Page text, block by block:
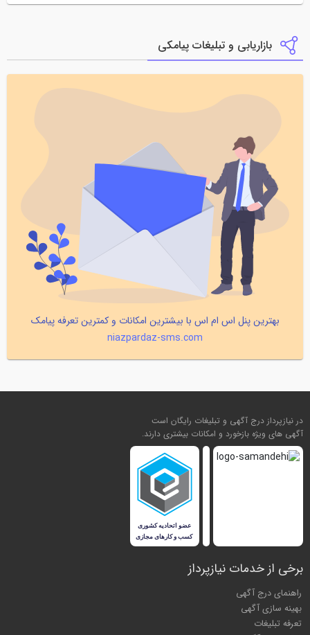
بازاریابی و تبلیغات پیامکی
بهترین پنل اس ام اس با بیشترین امکانات و کمترین تعرفه پیامک
niazpardaz-sms.com
در نیازپرداز درج آگهی و تبلیغات رایگان است
آگهی های ویژه بازخورد و امکانات بیشتری دارند.
برخی از خدمات نیازپرداز
راهنمای درج آگهی
بهینه سازی آگهی
تعرفه تبلیغات